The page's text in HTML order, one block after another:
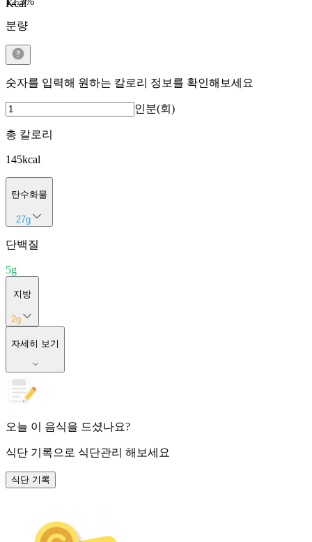
Kcal
분량
숫자를 입력해 원하는 칼로리 정보를 확인해보세요
인분(회)
총 칼로리
145kcal
탄수화물
27g
단백질
5g
지방
2g
자세히 보기
오늘 이 음식을 드셨나요?
식단 기록으로 식단관리 해보세요
식단 기록